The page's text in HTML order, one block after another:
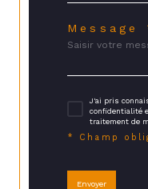
Message
J'ai pris
confidentialité
traitement de
* Champ
Envoyer